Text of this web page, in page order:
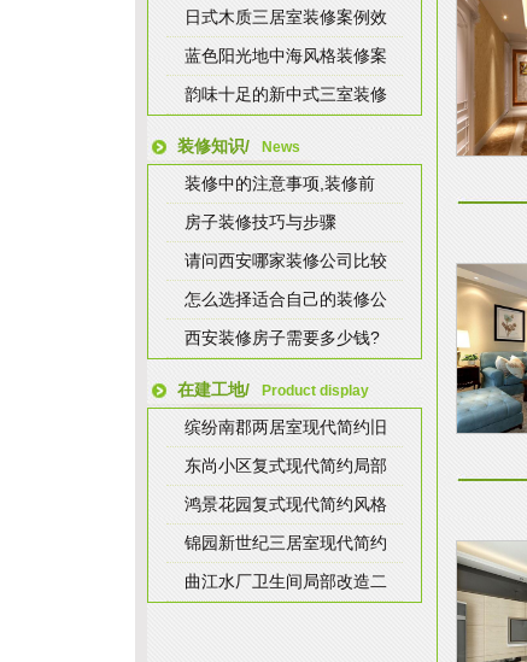
日式木质三居室装修案例效
蓝色阳光地中海风格装修案
韵味十足的新中式三室装修
装修知识/ News
装修中的注意事项,装修前
房子装修技巧与步骤
请问西安哪家装修公司比较
怎么选择适合自己的装修公
西安装修房子需要多少钱?
在建工地/ Product display
缤纷南郡两居室现代简约旧
东尚小区复式现代简约局部
鸿景花园复式现代简约风格
锦园新世纪三居室现代简约
曲江水厂卫生间局部改造二